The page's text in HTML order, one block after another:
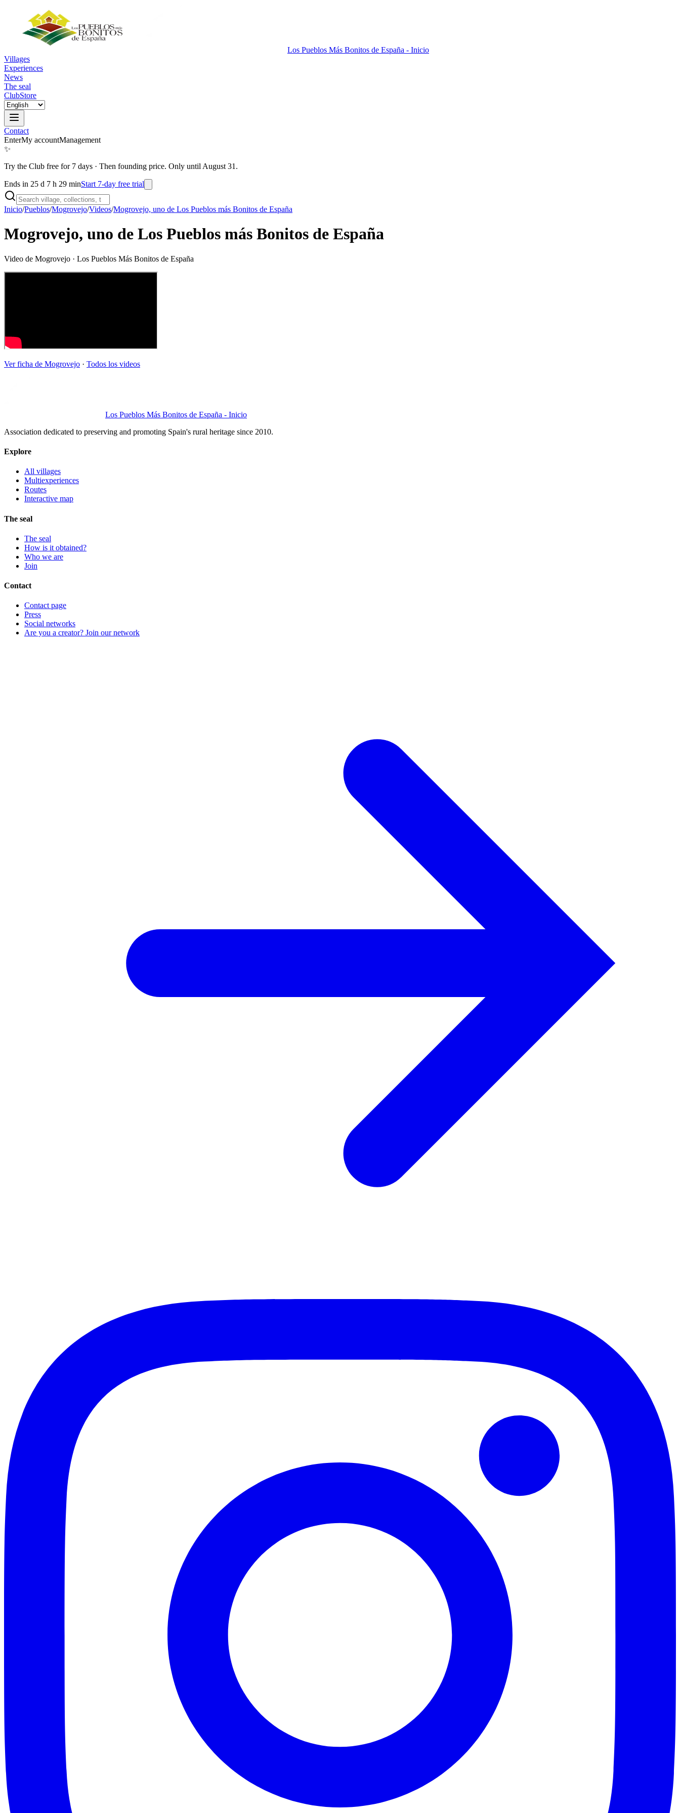
Los Pueblos Más Bonitos de España - Inicio
Villages
Experiences
News
The seal
ClubStore
Contact
EnterMy accountManagement
✨
Try the Club free for 7 days · Then founding price. Only until August 31.
Ends in 25 d 7 h 29 minStart 7-day free trial
Inicio/Pueblos/Mogrovejo/Videos/Mogrovejo, uno de Los Pueblos más Bonitos de España
Mogrovejo, uno de Los Pueblos más Bonitos de España
Video de Mogrovejo · Los Pueblos Más Bonitos de España
Ver ficha de Mogrovejo · Todos los videos
Los Pueblos Más Bonitos de España - Inicio
Association dedicated to preserving and promoting Spain's rural heritage since 2010.
Explore
All villages
Multiexperiences
Routes
Interactive map
The seal
The seal
How is it obtained?
Who we are
Join
Contact
Contact page
Press
Social networks
Are you a creator? Join our network